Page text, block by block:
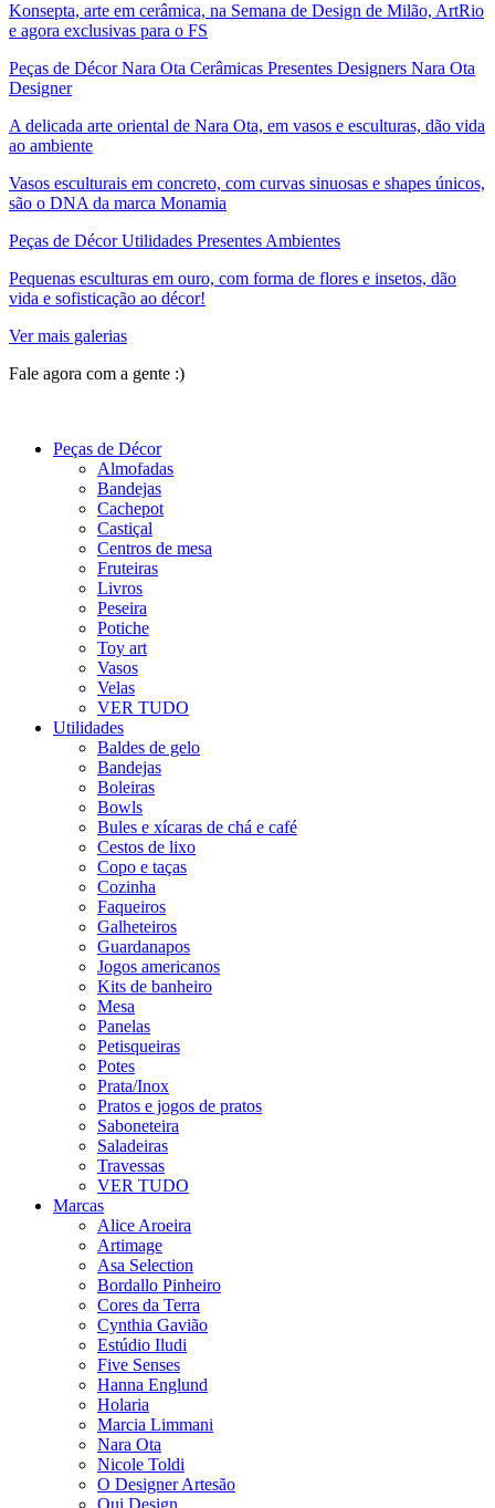
Konsepta, arte em cerâmica, na Semana de Design de Milão, ArtRio
e agora exclusivas para o FS
Peças de Décor Nara Ota Cerâmicas Presentes Designers Nara Ota
Designer
A delicada arte oriental de Nara Ota, em vasos e esculturas, dão vida
ao ambiente
Vasos esculturais em concreto, com curvas sinuosas e shapes únicos,
são o DNA da marca Monamia
Peças de Décor Utilidades Presentes Ambientes
Pequenas esculturas em ouro, com forma de flores e insetos, dão
vida e sofisticação ao décor!
Ver mais galerias
Fale agora com a gente :)
Peças de Décor
Almofadas
Bandejas
Cachepot
Castiçal
Centros de mesa
Fruteiras
Livros
Peseira
Potiche
Toy art
Vasos
Velas
VER TUDO
Utilidades
Baldes de gelo
Bandejas
Boleiras
Bowls
Bules e xícaras de chá e café
Cestos de lixo
Copo e taças
Cozinha
Faqueiros
Galheteiros
Guardanapos
Jogos americanos
Kits de banheiro
Mesa
Panelas
Petisqueiras
Potes
Prata/Inox
Pratos e jogos de pratos
Saboneteira
Saladeiras
Travessas
VER TUDO
Marcas
Alice Aroeira
Artimage
Asa Selection
Bordallo Pinheiro
Cores da Terra
Cynthia Gavião
Estúdio Iludi
Five Senses
Hanna Englund
Holaria
Marcia Limmani
Nara Ota
Nicole Toldi
O Designer Artesão